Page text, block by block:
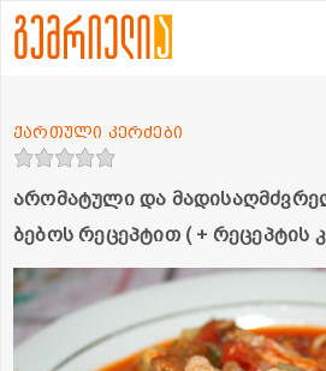
არომატული და
ბებოს რეცეპტით ( + რეცეპტის
ქართული კერძები